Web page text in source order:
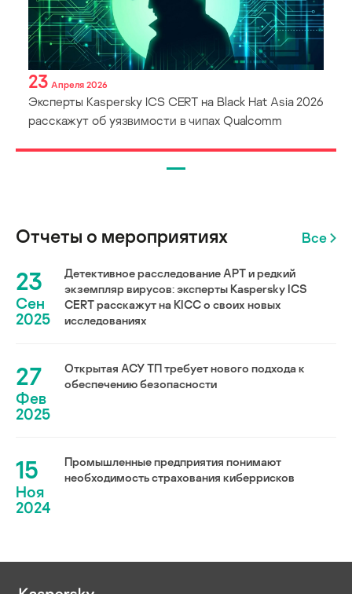
23 Апреля 2026
Эксперты Kaspersky ICS CERT на Black Hat Asia 2026
расскажут об уязвимости в чипах Qualcomm
Отчеты о мероприятиях Все
23
Сен
2025
Детективное расследование АРТ и редкий
экземпляр вирусов: эксперты Kaspersky ICS
CERT расскажут на KICC о своих новых
исследованиях
27
Фев
2025
Открытая АСУ ТП требует нового подхода к
обеспечению безопасности
15
Ноя
2024
Промышленные предприятия понимают
необходимость страхования киберрисков